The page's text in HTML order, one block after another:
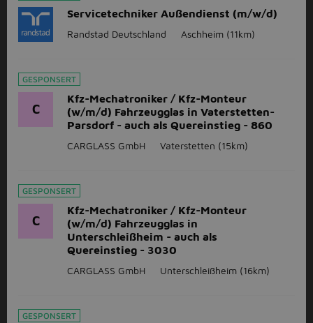
Servicetechniker Außendienst (m/w/d)
Randstad Deutschland Aschheim (11km)
GESPONSERT
C
Kfz-Mechatroniker / Kfz-Monteur
(w/m/d) Fahrzeugglas in Vaterstetten-
Parsdorf - auch als Quereinstieg - 860
CARGLASS GmbH Vaterstetten (15km)
GESPONSERT
C
Kfz-Mechatroniker / Kfz-Monteur
(w/m/d) Fahrzeugglas in
Unterschleißheim - auch als
Quereinstieg - 3030
CARGLASS GmbH Unterschleißheim (16km)
GESPONSERT